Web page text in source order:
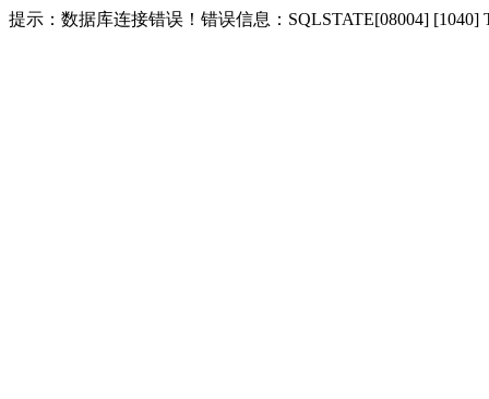
提示：数据库连接错误！错误信息：SQLSTATE[08004] [1040]